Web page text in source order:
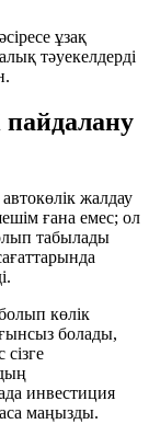
ұзақ
тәуекелдерді
пайдалану
жалдау
ғана емес; ол
табылады
көлік
болады,
инвестиция
маңызды.